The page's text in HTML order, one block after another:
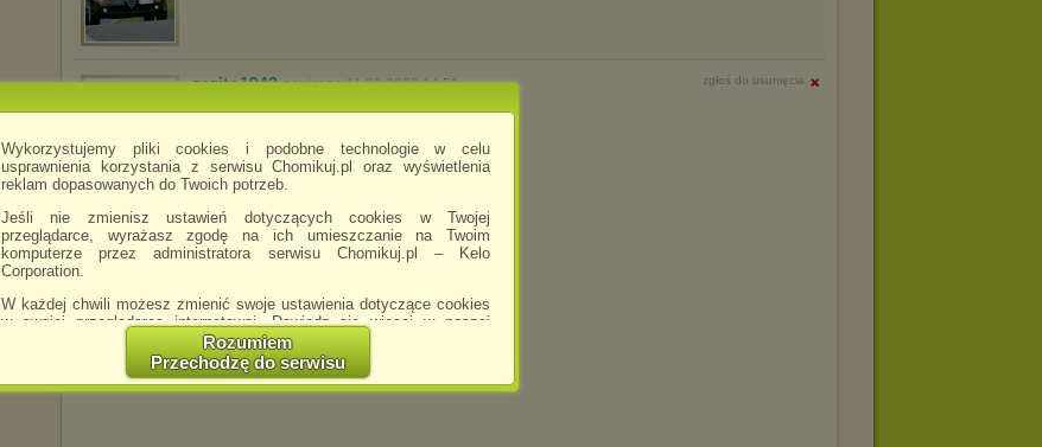
Wykorzystujemy pliki cookies i podobne technologie w celu
usprawnienia korzystania z serwisu Chomikuj.pl oraz wyświetlenia
reklam dopasowanych do Twoich potrzeb.
Jeśli nie zmienisz ustawień dotyczących cookies w Twojej
przeglądarce, wyrażasz zgodę na ich umieszczanie na Twoim
komputerze przez administratora serwisu Chomikuj.pl – Kelo
Corporation.
W każdej chwili możesz zmienić swoje ustawienia dotyczące cookies
w swojej przeglądarce internetowej. Dowiedz się więcej w naszej
http://chomikuj.pl/PolitykaPrywatnosci.aspx
Jednocześnie informujemy że zmiana ustawień przeglądarki może
spowodować ograniczenie korzystania ze strony Chomikuj.pl.
Rozumiem
Przechodzę do serwisu
zezito1942 napisano 11.09.2020 14:51 zgłoś do usunięcia